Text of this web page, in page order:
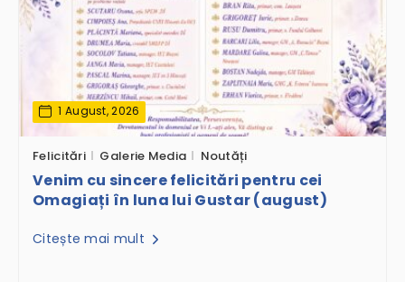
1 August, 2026
Felicitări Galerie Media Noutăți
Venim cu sincere felicitări pentru cei
Omagiați în luna lui Gustar (august)
Citește mai mult